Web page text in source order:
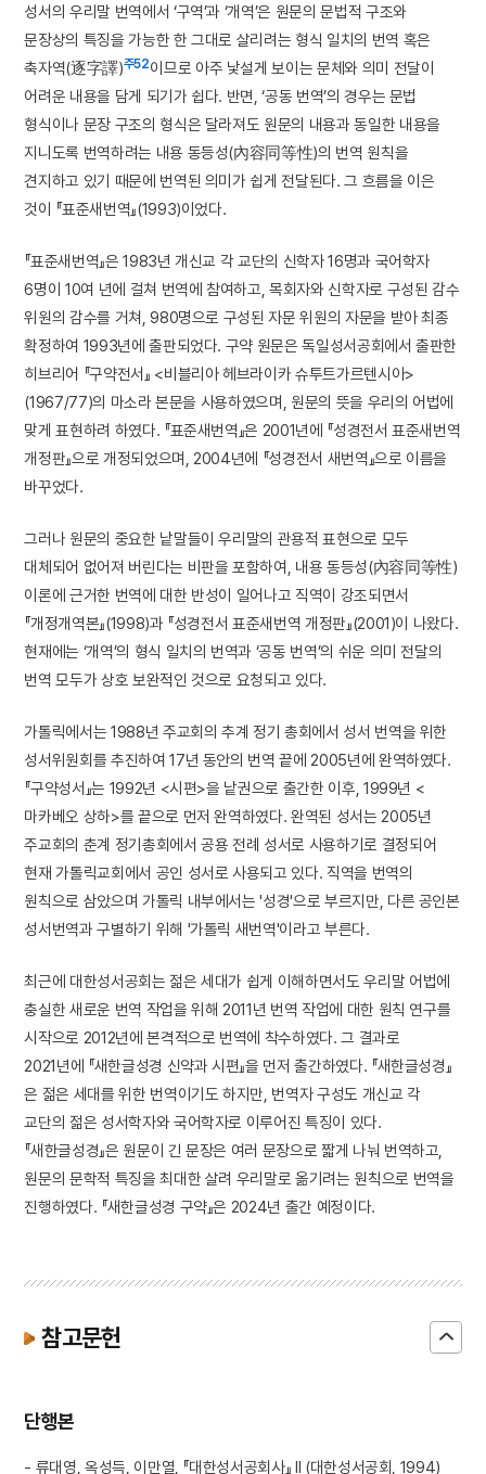
성서의 우리말 번역에서 ‘구역’과 ‘개역’은 원문의 문법적 구조와
문장상의 특징을 가능한 한 그대로 살리려는 형식 일치의 번역 혹은
축자역(逐字譯)주52이므로 아주 낯설게 보이는 문체와 의미 전달이
어려운 내용을 담게 되기가 쉽다. 반면, ‘공동 번역’의 경우는 문법
형식이나 문장 구조의 형식은 달라져도 원문의 내용과 동일한 내용을
지니도록 번역하려는 내용 동등성(內容同等性)의 번역 원칙을
견지하고 있기 때문에 번역된 의미가 쉽게 전달된다. 그 흐름을 이은
것이 『표준새번역』(1993)이었다.
『표준새번역』은 1983년 개신교 각 교단의 신학자 16명과 국어학자
6명이 10여 년에 걸쳐 번역에 참여하고, 목회자와 신학자로 구성된 감수
위원의 감수를 거쳐, 980명으로 구성된 자문 위원의 자문을 받아 최종
확정하여 1993년에 출판되었다. 구약 원문은 독일성서공회에서 출판한
히브리어 『구약전서』 <비블리아 헤브라이카 슈투트가르텐시아>
(1967/77)의 마소라 본문을 사용하였으며, 원문의 뜻을 우리의 어법에
맞게 표현하려 하였다. 『표준새번역』은 2001년에 『성경전서 표준새번역
개정판』으로 개정되었으며, 2004년에 『성경전서 새번역』으로 이름을
바꾸었다.
그러나 원문의 중요한 낱말들이 우리말의 관용적 표현으로 모두
대체되어 없어져 버린다는 비판을 포함하여, 내용 동등성(內容同等性)
이론에 근거한 번역에 대한 반성이 일어나고 직역이 강조되면서
『개정개역본』(1998)과 『성경전서 표준새번역 개정판』(2001)이 나왔다.
현재에는 ‘개역’의 형식 일치의 번역과 ‘공동 번역’의 쉬운 의미 전달의
번역 모두가 상호 보완적인 것으로 요청되고 있다.
가톨릭에서는 1988년 주교회의 추계 정기 총회에서 성서 번역을 위한
성서위원회를 추진하여 17년 동안의 번역 끝에 2005년에 완역하였다.
『구약성서』는 1992년 <시편>을 낱권으로 출간한 이후, 1999년 <
마카베오 상하>를 끝으로 먼저 완역하였다. 완역된 성서는 2005년
주교회의 춘계 정기총회에서 공용 전례 성서로 사용하기로 결정되어
현재 가톨릭교회에서 공인 성서로 사용되고 있다. 직역을 번역의
원칙으로 삼았으며 가톨릭 내부에서는 '성경'으로 부르지만, 다른 공인본
성서번역과 구별하기 위해 '가톨릭 새번역'이라고 부른다.
최근에 대한성서공회는 젊은 세대가 쉽게 이해하면서도 우리말 어법에
충실한 새로운 번역 작업을 위해 2011년 번역 작업에 대한 원칙 연구를
시작으로 2012년에 본격적으로 번역에 착수하였다. 그 결과로
2021년에 『새한글성경 신약과 시편』을 먼저 출간하였다. 『새한글성경』
은 젊은 세대를 위한 번역이기도 하지만, 번역자 구성도 개신교 각
교단의 젊은 성서학자와 국어학자로 이루어진 특징이 있다.
『새한글성경』은 원문이 긴 문장은 여러 문장으로 짧게 나눠 번역하고,
원문의 문학적 특징을 최대한 살려 우리말로 옮기려는 원칙으로 번역을
진행하였다. 『새한글성경 구약』은 2024년 출간 예정이다.
참고문헌
단행본
- 류대영, 옥성득, 이만열, 『대한성서공회사』 II (대한성서공회, 1994)